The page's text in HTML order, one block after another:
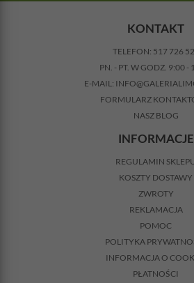
KONTAKT
TELEFON: 517 726
PN. - PT. W GODZ. 9:00 -
E-MAIL:
FORMULARZ
NASZ BLOG
INFORMACJE
REGULAMIN
KOSZTY DOSTAWY
ZWROTY
REKLAMACJA
POMOC
POLITYKA
INFORMACJA O
PŁATNOŚCI